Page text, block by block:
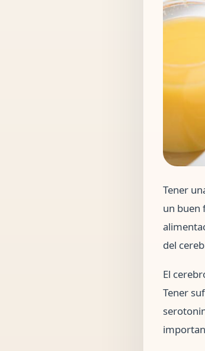
Tener
un buen
del
El
Tener